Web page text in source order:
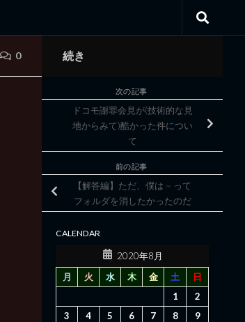
0 続き
次の記事
ドコモ謝罪会見が(技術的な見
地からみて)酷かった件につい
て
前の記事
【解答編】ただ、僕は ~ って
フォルダを消したかったのだ
CALENDAR
2020年8月
月
火 水 木 金 土
日
1
2
3
4 5 6 7 8
9